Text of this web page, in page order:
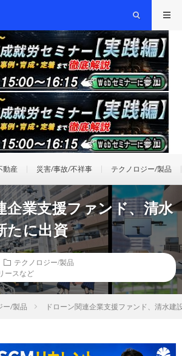
動産 災害/事故/不祥事 テクノロジー/製品
企業支援ファンド、清水
たに出資
テクノロジー/製品
ースなど
ー/製品 ドローン関連企業支援ファンド、清水建